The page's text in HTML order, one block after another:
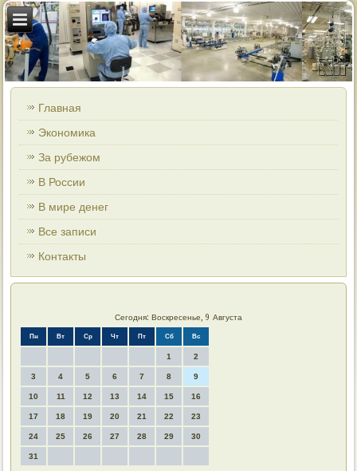
Главная
Экономика
За рубежом
В России
В мире денег
Все записи
Контакты
Сегодня: Воскресенье, 9 Августа
Пн Вт Ср Чт Пт Сб Вс
1 2
3 4 5 6 7 8 9
10 11 12 13 14 15 16
17 18 19 20 21 22 23
24 25 26 27 28 29 30
31